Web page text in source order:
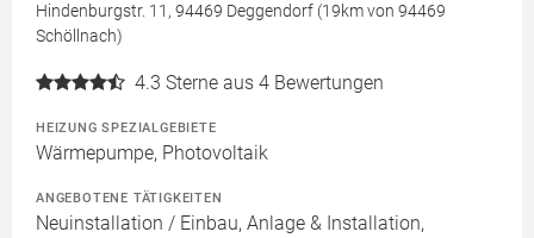
Hindenburgstr. 11, 94469 Deggendorf (19km von 94469
Schöllnach)
4.3 Sterne aus 4 Bewertungen
HEIZUNG SPEZIALGEBIETE
Wärmepumpe, Photovoltaik
ANGEBOTENE TÄTIGKEITEN
Neuinstallation / Einbau, Anlage & Installation,